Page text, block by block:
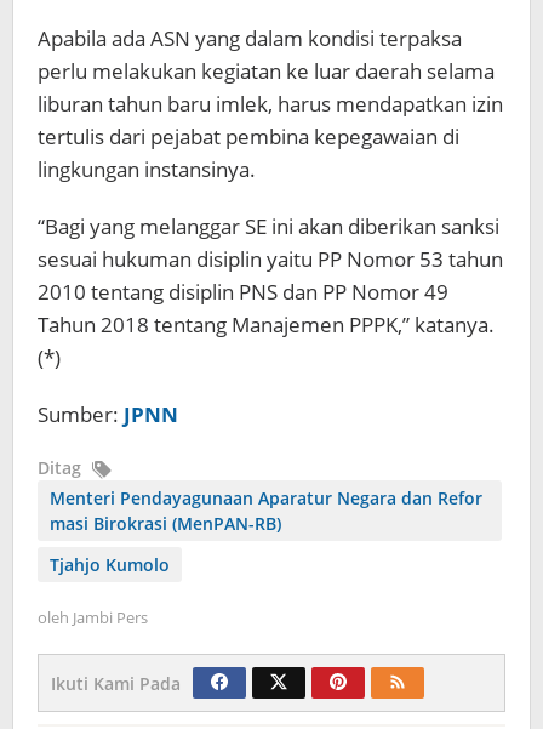
Apabila ada ASN yang dalam kondisi terpaksa
perlu melakukan kegiatan ke luar daerah selama
liburan tahun baru imlek, harus mendapatkan izin
tertulis dari pejabat pembina kepegawaian di
lingkungan instansinya.
“Bagi yang melanggar SE ini akan diberikan sanksi
sesuai hukuman disiplin yaitu PP Nomor 53 tahun
2010 tentang disiplin PNS dan PP Nomor 49
Tahun 2018 tentang Manajemen PPPK,” katanya.
(*)
Sumber: JPNN
Ditag
Menteri Pendayagunaan Aparatur Negara dan Refor
masi Birokrasi (MenPAN-RB)
Tjahjo Kumolo
oleh Jambi Pers
Ikuti Kami Pada